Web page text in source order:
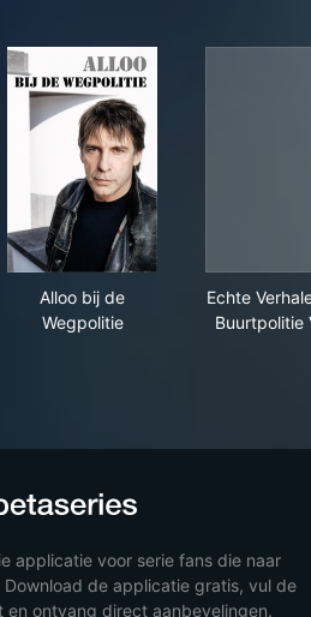
Alloo bij de
Wegpolitie
Echte
Buurtpolitie
applicatie voor serie fans die naar
de applicatie gratis, vul de
en ontvang direct aanbevelingen.